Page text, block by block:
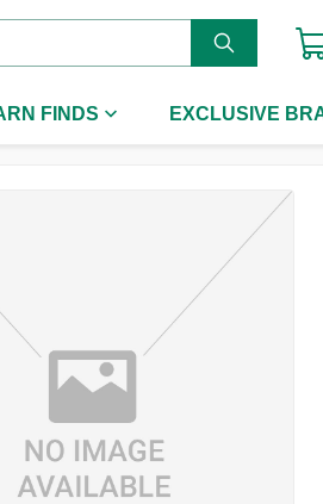
FINDS EXCLUSIVE